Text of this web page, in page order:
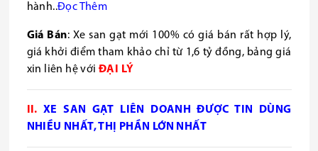
hành..ĐọcThêm
Giá Bán: Xe san gạt mới 100% có giá bán rất hợp lý,
giá khởi điểm tham khảo chỉ từ 1,6 tỷ đồng, bảng giá
xin liên hệ với ĐẠI LÝ
II. XE SAN GẠT LIÊN DOANH ĐƯỢC TIN DÙNG
NHIỀU NHẤT, THỊ PHẦN LỚN NHẤT